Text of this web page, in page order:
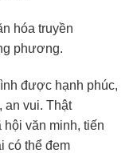
hóa truyền
phương.
được hạnh phúc,
an vui. Thật
văn minh, tiến
có thể đem